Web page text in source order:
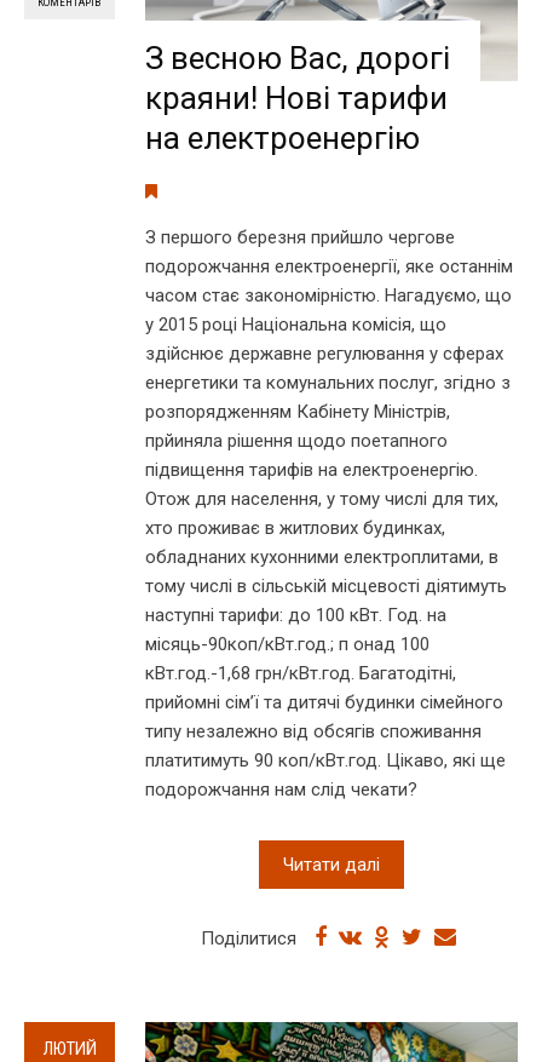
З весною Вас, дорогі
краяни! Нові тарифи
на електроенергію
З першого березня прийшло чергове
подорожчання електроенергії, яке останнім
часом стає закономірністю. Нагадуємо, що
у 2015 році Національна комісія, що
здійснює державне регулювання у сферах
енергетики та комунальних послуг, згідно з
розпорядженням Кабінету Міністрів,
прйиняла рішення щодо поетапного
підвищення тарифів на електроенергію.
Отож для населення, у тому числі для тих,
хто проживає в житлових будинках,
обладнаних кухонними електроплитами, в
тому числі в сільській місцевості діятимуть
наступні тарифи: до 100 кВт. Год. на
місяць-90коп/кВт.год.; п онад 100
кВт.год.-1,68 грн/кВт.год. Багатодітні,
прийомні сім’ї та дитячі будинки сімейного
типу незалежно від обсягів споживання
платитимуть 90 коп/кВт.год. Цікаво, які ще
подорожчання нам слід чекати?
Читати далі
Поділитися
ЛЮТИЙ